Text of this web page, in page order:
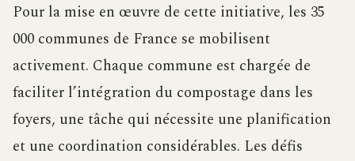
Pour la mise en œuvre de cette initiative, les 35
000 communes de France se mobilisent
activement. Chaque commune est chargée de
faciliter l’intégration du compostage dans les
foyers, une tâche qui nécessite une planification
et une coordination considérables. Les défis